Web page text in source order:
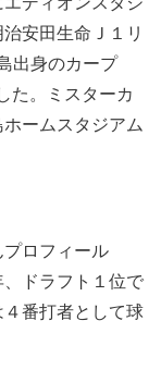
安田生命Ｊ１リ
出身のカープ
た。ミスターカ
ームスタジアム
ロフィール
ドラフト１位で
番打者として球